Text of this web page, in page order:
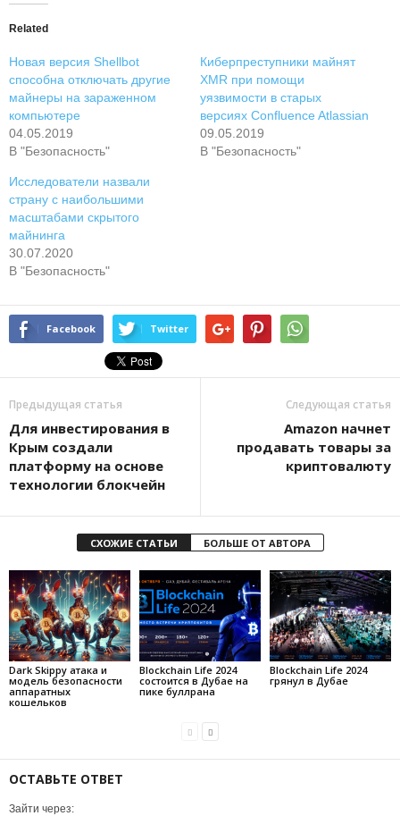
Related
Новая версия Shellbot
способна отключать другие
майнеры на зараженном
компьютере
04.05.2019
В "Безопасность"
Киберпреступники майнят
XMR при помощи
уязвимости в старых
версиях Confluence Atlassian
09.05.2019
В "Безопасность"
Исследователи назвали
страну с наибольшими
масштабами скрытого
майнинга
30.07.2020
В "Безопасность"
Facebook Twitter
Предыдущая статья
Для инвестирования в
Крым создали
платформу на основе
технологии блокчейн
Следующая статья
Amazon начнет
продавать товары за
криптовалюту
СХОЖИЕ СТАТЬИ БОЛЬШЕ ОТ АВТОРА
Dark Skippy атака и
модель безопасности
аппаратных
кошельков
Blockchain Life 2024
состоится в Дубае на
пике буллрана
Blockchain Life 2024
грянул в Дубае
ОСТАВЬТЕ ОТВЕТ
Зайти через: